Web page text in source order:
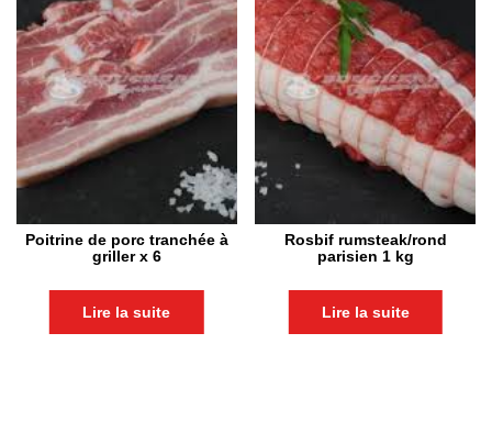
Poitrine de porc tranchée à
griller x 6
Lire la suite
Rosbif rumsteak/rond
parisien 1 kg
Lire la suite